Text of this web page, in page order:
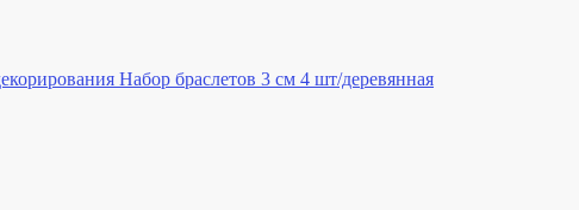
Набор браслетов 3 см 4 шт/деревянная